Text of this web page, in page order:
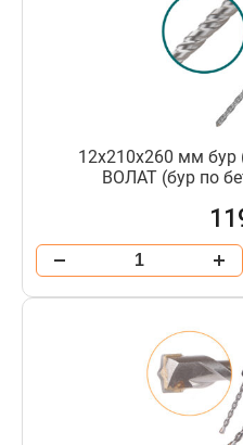
12х210х260 мм бур
ВОЛАТ (бур по